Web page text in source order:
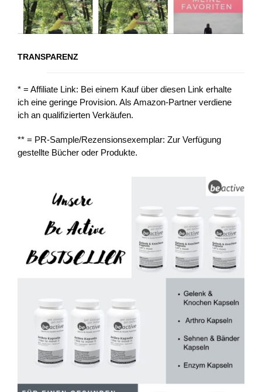
TRANSPARENZ
* = Affiliate Link: Bei einem Kauf über diesen Link erhalte
ich eine geringe Provision. Als Amazon-Partner verdiene
ich an qualifizierten Verkäufen.
** = PR-Sample/Rezensionsexemplar: Zur Verfügung
gestellte Bücher oder Produkte.